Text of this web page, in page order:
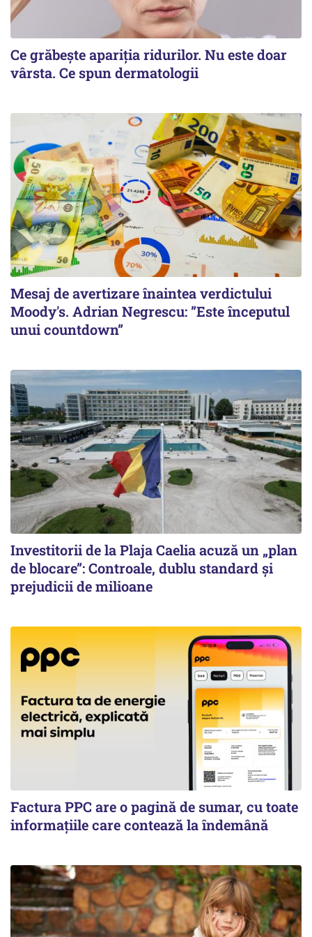
Ce grăbește apariția ridurilor. Nu este doar
vârsta. Ce spun dermatologii
Mesaj de avertizare înaintea verdictului
Moody's. Adrian Negrescu: ”Este începutul
unui countdown”
Investitorii de la Plaja Caelia acuză un „plan
de blocare”: Controale, dublu standard și
prejudicii de milioane
Factura PPC are o pagină de sumar, cu toate
informațiile care contează la îndemână